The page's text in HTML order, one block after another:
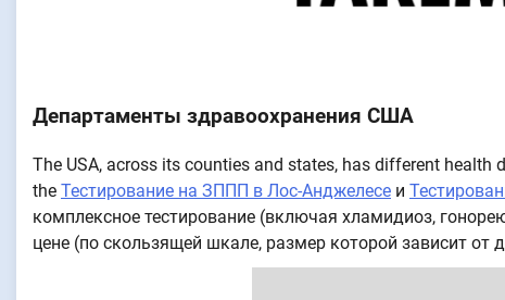
Департаменты здравоохранения США
The USA, across its counties and states, has different health
the Тестирование на ЗППП в Лос-Анджелесе и
комплексное тестирование (включая хламидиоз,
цене (по скользящей шкале, размер которой зависит от